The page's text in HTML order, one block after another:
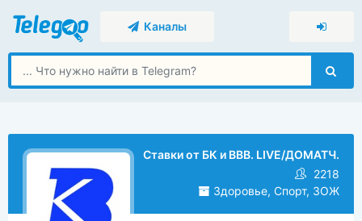
Каналы
Ставки от БК и ВВВ. LIVE/ДОМАТЧ.
2218
Здоровье, Спорт, ЗОЖ